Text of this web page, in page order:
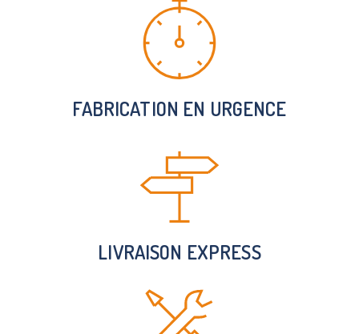
FABRICATION EN URGENCE
LIVRAISON EXPRESS